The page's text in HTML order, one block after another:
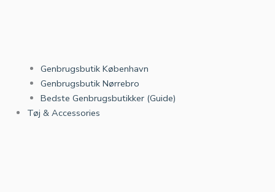
Genbrugsbutik København
Genbrugsbutik Nørrebro
Bedste Genbrugsbutikker (Guide)
Tøj & Accessories